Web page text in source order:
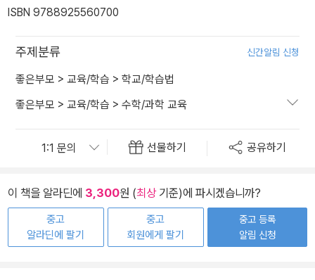
ISBN 9788925560700
주제분류 신간알림 신청
좋은부모 > 교육/학습 > 학교/학습법
좋은부모 > 교육/학습 > 수학/과학 교육
선물하기 공유하기
이 책을 알라딘에 3,300원 (최상기준)에 파시겠습니까?
중고
알라딘에 팔기
중고
회원에게 팔기
중고 등록
알림 신청